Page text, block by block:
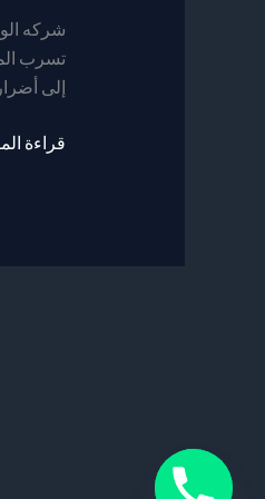
شركه
تسرب
إلى
تسربات
المياه
بالقطيف
قراءة